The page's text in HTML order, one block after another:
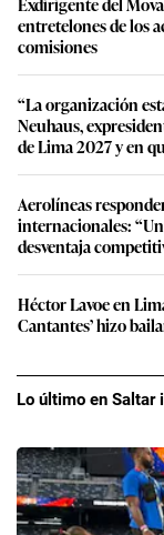
entretelones de los
comisiones
“La organización
Neuhaus,
de Lima 2027 y en
Aerolíneas
internacionales:
desventaja
Héctor Lavoe en
Cantantes’ hizo
Lo último en Saltar